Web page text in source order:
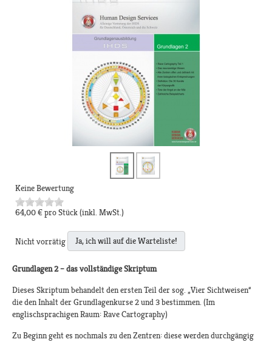
Keine Bewertung
64,00 €pro Stück(inkl. MwSt.)
Nicht vorrätig Ja, ich will auf die Warteliste!
Grundlagen 2 – das vollständige Skriptum
Dieses Skriptum behandelt den ersten Teil der sog. „Vier Sichtweisen“
die den Inhalt der Grundlagenkurse 2 und 3 bestimmen. (Im
englischsprachigen Raum: Rave Cartography)
Zu Beginn geht es nochmals zu den Zentren: diese werden durchgängig